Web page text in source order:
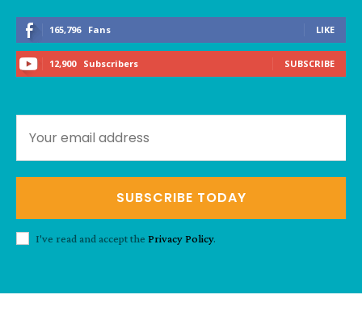
165,796 Fans LIKE
12,900 Subscribers SUBSCRIBE
SUBSCRIBE TODAY
I've read and accept the Privacy Policy.